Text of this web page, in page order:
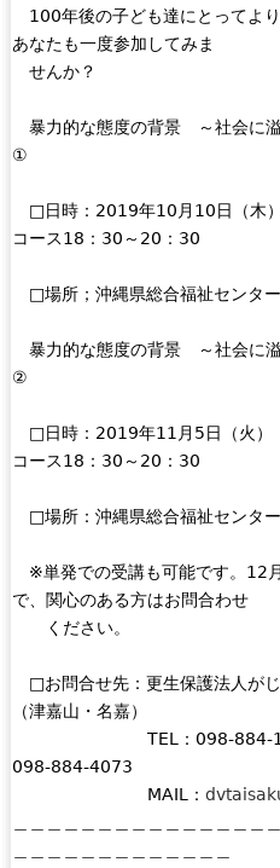
100年後の子ども達にとってより
あなたも一度参加してみま
せんか？
暴力的な態度の背景 ～社会に溢
①
□日時：2019年10月10日（木
コース18：30～20：30
□場所；沖縄県総合福祉センタ
暴力的な態度の背景 ～社会に溢
②
□日時：2019年11月5日（火
コース18：30～20：30
□場所：沖縄県総合福祉センタ
※単発での受講も可能です。12
で、関心のある方はお問合わせ
ください。
□お問合せ先：更生保護法人が
（津嘉山・名嘉）
TEL：098-884-1018（
098-884-4073
MAIL：